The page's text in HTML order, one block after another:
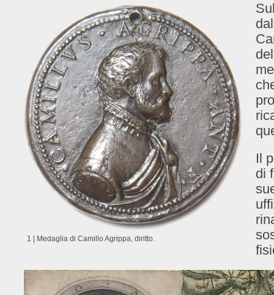
1 | Medaglia di Camillo Agrippa, diritto.
Il
di